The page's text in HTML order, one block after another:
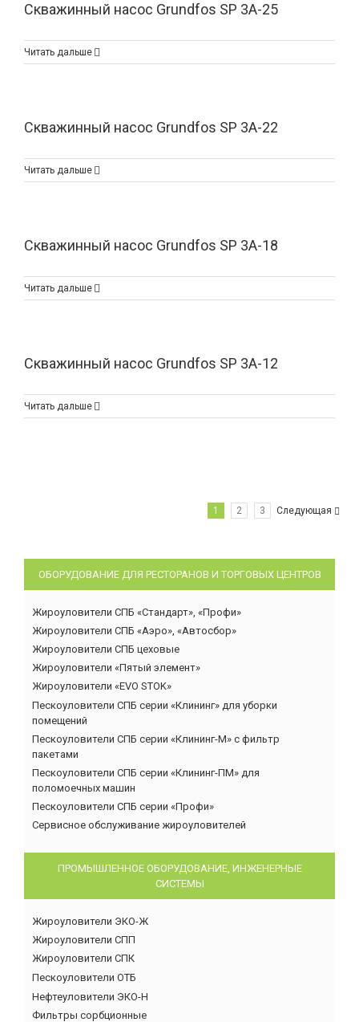
Скважинный насос Grundfos SP 3A-25
Читать дальше
Скважинный насос Grundfos SP 3A-22
Читать дальше
Скважинный насос Grundfos SP 3A-18
Читать дальше
Скважинный насос Grundfos SP 3A-12
Читать дальше
1 2 3 Следующая
ОБОРУДОВАНИЕ ДЛЯ РЕСТОРАНОВ И ТОРГОВЫХ ЦЕНТРОВ
Жироуловители СПБ «Стандарт», «Профи»
Жироуловители СПБ «Аэро», «Автосбор»
Жироуловители СПБ цеховые
Жироуловители «Пятый элемент»
Жироуловители «EVO STOK»
Пескоуловители СПБ серии «Клининг» для уборки
помещений
Пескоуловители СПБ серии «Клининг-М» с фильтр
пакетами
Пескоуловители СПБ серии «Клининг-ПМ» для
поломоечных машин
Пескоуловители СПБ серии «Профи»
Сервисное обслуживание жироуловителей
ПРОМЫШЛЕННОЕ ОБОРУДОВАНИЕ, ИНЖЕНЕРНЫЕ
СИСТЕМЫ
Жироуловители ЭКО-Ж
Жироуловители СПП
Жироуловители СПК
Пескоуловители ОТБ
Нефтеуловители ЭКО-Н
Фильтры сорбционные